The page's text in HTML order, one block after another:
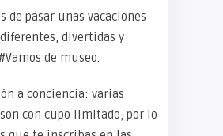
de pasar unas vacaciones
divertidas y
de museo.
a conciencia: varias
con cupo limitado, por lo